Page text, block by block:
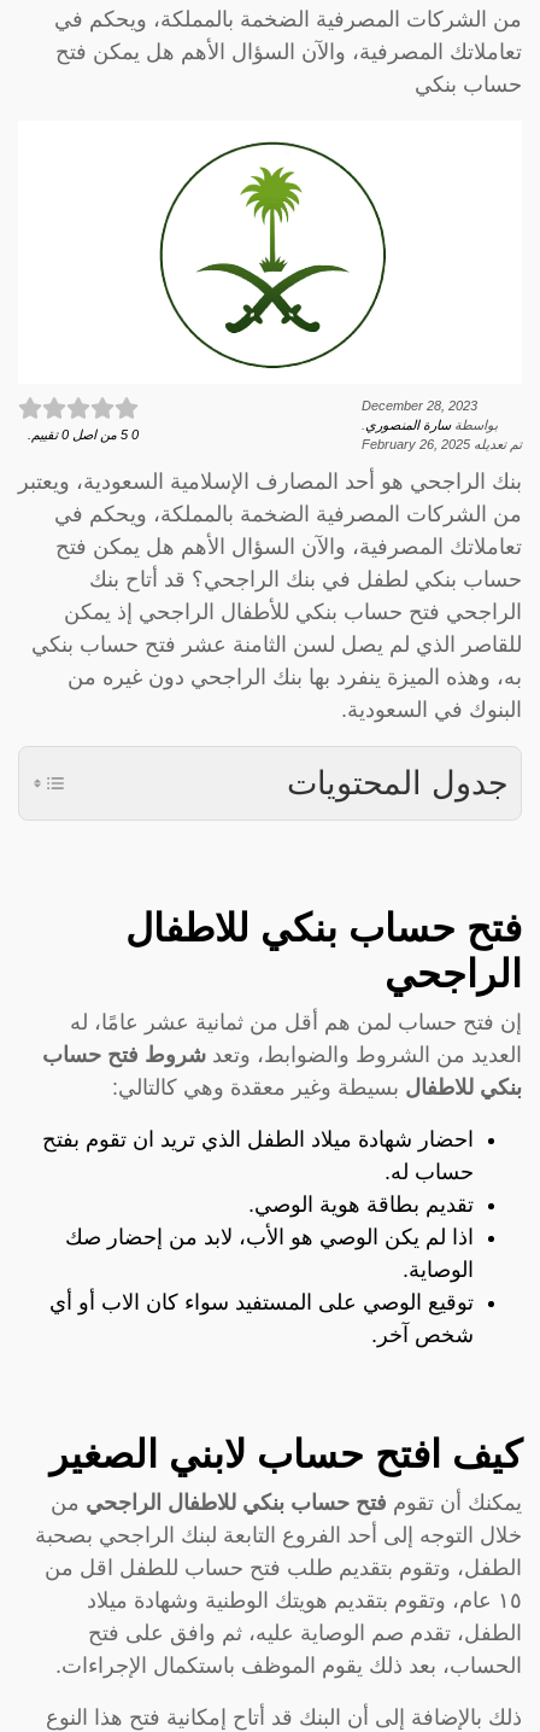
من الشركات المصرفية الضخمة بالمملكة، ويحكم في
تعاملاتك المصرفية، والآن السؤال الأهم هل يمكن فتح
حساب بنكي
December 28, 2023
بواسطةسارة المنصوري
تم تعديله February 26, 2025
0
5 من اصل 0 تقييم.
بنك الراجحي هو أحد المصارف الإسلامية السعودية، ويعتبر
من الشركات المصرفية الضخمة بالمملكة، ويحكم في
تعاملاتك المصرفية، والآن السؤال الأهم هل يمكن فتح
حساب بنكي لطفل في بنك الراجحي؟ قد أتاح بنك
الراجحي فتح حساب بنكي للأطفال الراجحي إذ يمكن
للقاصر الذي لم يصل لسن الثامنة عشر فتح حساب بنكي
به، وهذه الميزة ينفرد بها بنك الراجحي دون غيره من
البنوك في السعودية.
جدول المحتويات
فتح حساب بنكي للاطفال
الراجحي
إن فتح حساب لمن هم أقل من ثمانية عشر عامًا، له
العديد من الشروط والضوابط، وتعد شروط فتح حساب
بنكي للاطفال بسيطة وغير معقدة وهي كالتالي:
احضار شهادة ميلاد الطفل الذي تريد ان تقوم بفتح
حساب له.
تقديم بطاقة هوية الوصي.
اذا لم يكن الوصي هو الأب، لابد من إحضار صك
الوصاية.
توقيع الوصي على المستفيد سواء كان الاب أو أي
شخص آخر.
كيف افتح حساب لابني الصغير
يمكنك أن تقوم فتح حساب بنكي للاطفال الراجحي من
خلال التوجه إلى أحد الفروع التابعة لبنك الراجحي بصحبة
الطفل، وتقوم بتقديم طلب فتح حساب للطفل اقل من
١٥ عام، وتقوم بتقديم هويتك الوطنية وشهادة ميلاد
الطفل، تقدم صم الوصاية عليه، ثم وافق على فتح
الحساب، بعد ذلك يقوم الموظف باستكمال الإجراءات.
ذلك بالإضافة إلى أن البنك قد أتاح إمكانية فتح هذا النوع